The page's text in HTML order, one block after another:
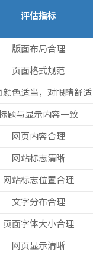
评估指标
版面布局合理
页面格式规范
颜色适当，对眼睛舒适
题与显示内容一致
网页内容合理
网站标志清晰
网站标志位置合理
文字分布合理
页面字体大小合理
网页显示清晰